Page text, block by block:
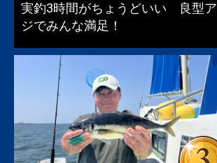
実釣3時間がちょうどいい 良型ア
ジでみんな満足！